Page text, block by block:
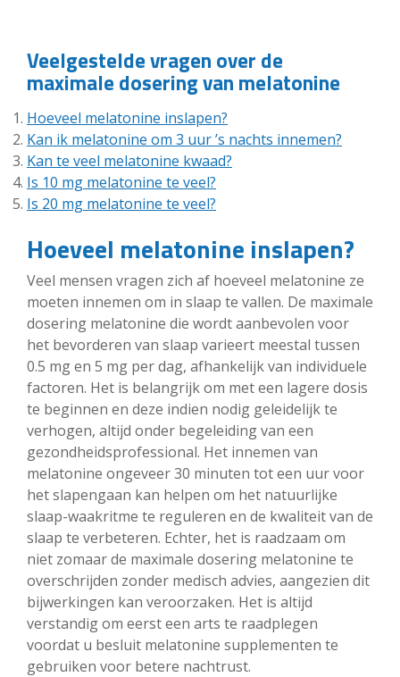
Veelgestelde vragen over de
maximale dosering van melatonine
Hoeveel melatonine inslapen?
Kan ik melatonine om 3 uur ’s nachts innemen?
Kan te veel melatonine kwaad?
Is 10 mg melatonine te veel?
Is 20 mg melatonine te veel?
Hoeveel melatonine inslapen?
Veel mensen vragen zich af hoeveel melatonine ze
moeten innemen om in slaap te vallen. De maximale
dosering melatonine die wordt aanbevolen voor
het bevorderen van slaap varieert meestal tussen
0.5 mg en 5 mg per dag, afhankelijk van individuele
factoren. Het is belangrijk om met een lagere dosis
te beginnen en deze indien nodig geleidelijk te
verhogen, altijd onder begeleiding van een
gezondheidsprofessional. Het innemen van
melatonine ongeveer 30 minuten tot een uur voor
het slapengaan kan helpen om het natuurlijke
slaap-waakritme te reguleren en de kwaliteit van de
slaap te verbeteren. Echter, het is raadzaam om
niet zomaar de maximale dosering melatonine te
overschrijden zonder medisch advies, aangezien dit
bijwerkingen kan veroorzaken. Het is altijd
verstandig om eerst een arts te raadplegen
voordat u besluit melatonine supplementen te
gebruiken voor betere nachtrust.